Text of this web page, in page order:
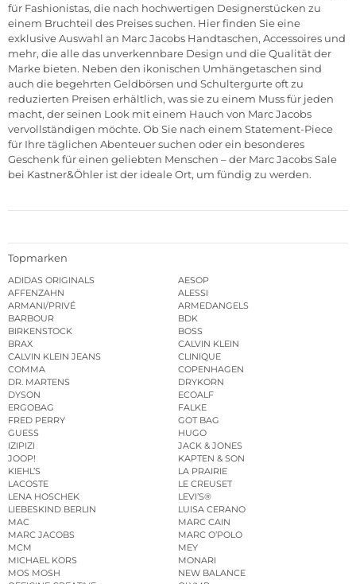
für Fashionistas, die nach hochwertigen Designerstücken zu
einem Bruchteil des Preises suchen. Hier finden Sie eine
exklusive Auswahl an Marc Jacobs Handtaschen, Accessoires und
mehr, die alle das unverkennbare Design und die Qualität der
Marke bieten. Neben den ikonischen Umhängetaschen sind
auch die begehrten Geldbörsen und Schultergurte oft zu
reduzierten Preisen erhältlich, was sie zu einem Muss für jeden
macht, der seinen Look mit einem Hauch von Marc Jacobs
vervollständigen möchte. Ob Sie nach einem Statement-Piece
für Ihre täglichen Abenteuer suchen oder ein besonderes
Geschenk für einen geliebten Menschen – der Marc Jacobs Sale
bei Kastner&Öhler ist der ideale Ort, um fündig zu werden.
Topmarken
ADIDAS ORIGINALS
AESOP
AFFENZAHN
ALESSI
ARMANI/PRIVÉ
ARMEDANGELS
BARBOUR
BDK
BIRKENSTOCK
BOSS
BRAX
CALVIN KLEIN
CALVIN KLEIN JEANS
CLINIQUE
COMMA
COPENHAGEN
DR. MARTENS
DRYKORN
DYSON
ECOALF
ERGOBAG
FALKE
FRED PERRY
GOT BAG
GUESS
HUGO
IZIPIZI
JACK & JONES
JOOP!
KAPTEN & SON
KIEHL’S
LA PRAIRIE
LACOSTE
LE CREUSET
LENA HOSCHEK
LEVI’S®
LIEBESKIND BERLIN
LUISA CERANO
MAC
MARC CAIN
MARC JACOBS
MARC O’POLO
MCM
MEY
MICHAEL KORS
MONARI
MOS MOSH
NEW BALANCE